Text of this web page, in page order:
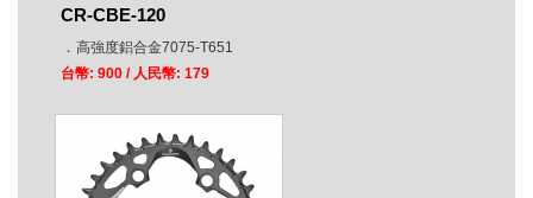
CR-CBE-120
． 高強度鋁合金7075-T651
台幣: 900 / 人民幣: 179